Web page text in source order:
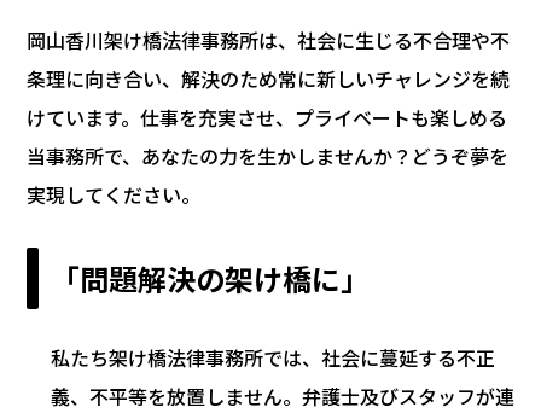
の
細
リ
ー
フ
ォ
ー
岡山香川架け橋法律事務所は、社会に生じる不合理や不
条理に向き合い、解決のため常に新しいチャレンジを続
けています。仕事を充実させ、プライベートも楽しめる
当事務所で、あなたの力を生かしませんか？どうぞ夢を
実現してください。
「問題解決の架け橋に」
私たち架け橋法律事務所では、社会に蔓延する不正
義、不平等を放置しません。弁護士及びスタッフが連